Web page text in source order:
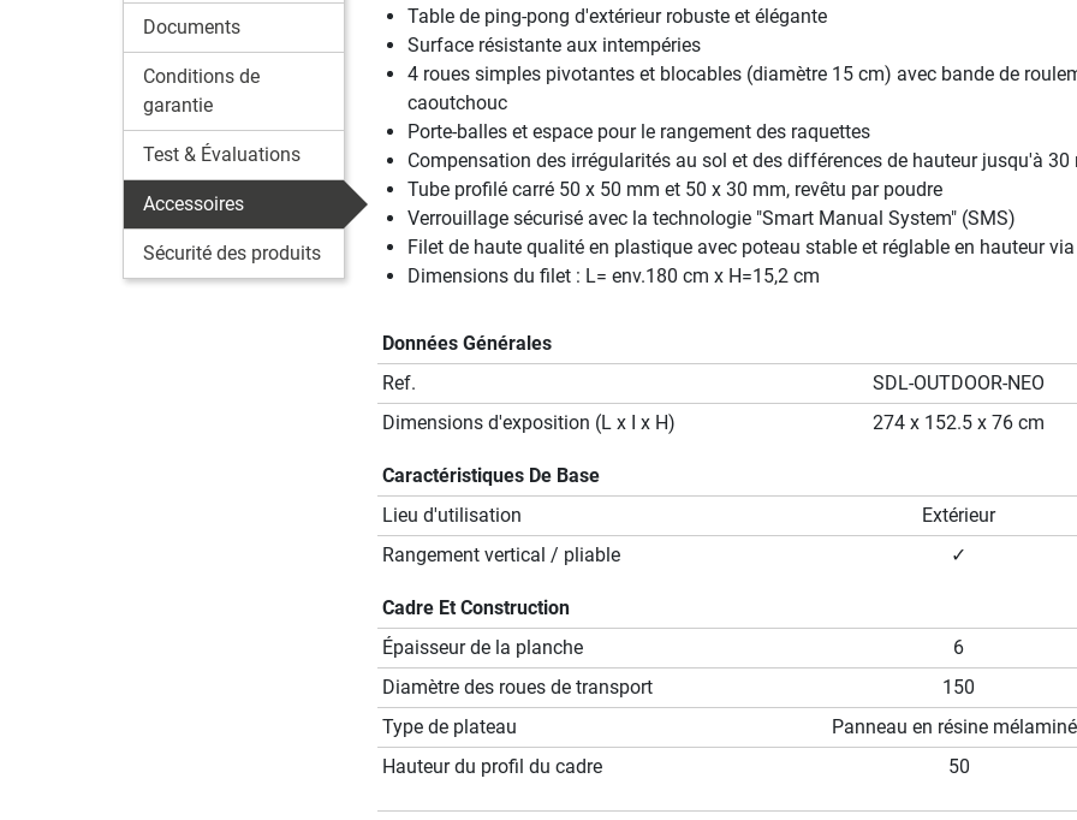
Documents
Conditions de
garantie
Test & Évaluations
Accessoires
Sécurité des produits
Table de ping-pong d'extérieur robuste et élégante
Surface résistante aux intempéries
4 roues simples pivotantes et blocables (diamètre 15 cm) avec bande de
caoutchouc
Porte-balles et espace pour le rangement des raquettes
Compensation des irrégularités au sol et des différences de hauteur jusqu'à 30
Tube profilé carré 50 x 50 mm et 50 x 30 mm, revêtu par poudre
Verrouillage sécurisé avec la technologie "Smart Manual System" (SMS)
Filet de haute qualité en plastique avec poteau stable et réglable en hauteur
Dimensions du filet : L= env.180 cm x H=15,2 cm
Données Générales
Ref.
SDL-OUTDOOR-NEO
Dimensions d'exposition (L x I x H)
274 x 152.5 x 76 cm
Caractéristiques De Base
Lieu d'utilisation
Extérieur
Rangement vertical / pliable
✓
Cadre Et Construction
Épaisseur de la planche
6
Diamètre des roues de transport
150
Type de plateau
Panneau en résine
Hauteur du profil du cadre
50